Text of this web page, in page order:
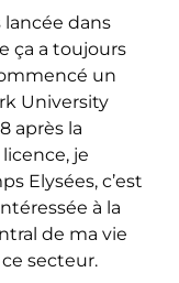
lancée dans
ça a toujours
un
University
après la
je
Elysées, c’est
à la
de ma vie
secteur.